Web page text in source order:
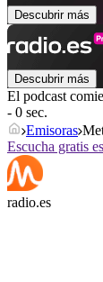
Descubrir más
Descubrir más
El podcast
- 0 sec.
Emisoras
Escucha gratis
radio.es